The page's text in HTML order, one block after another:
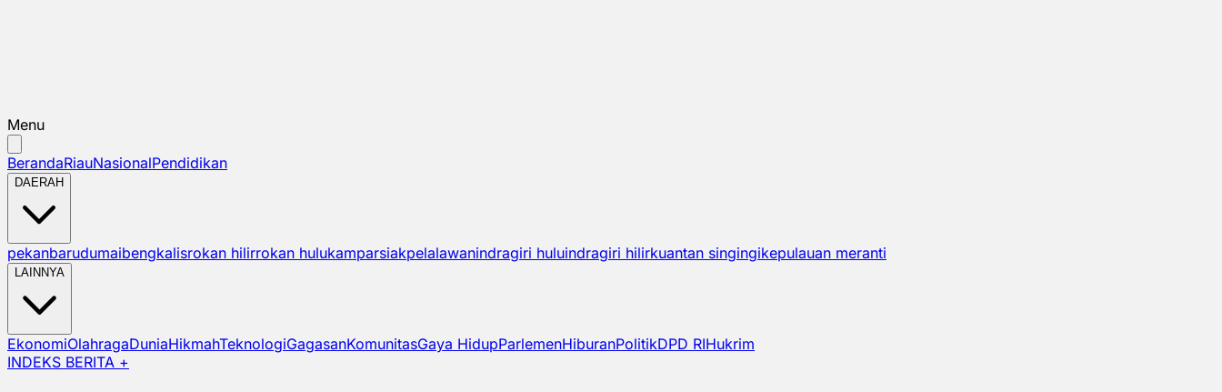
Menu
BerandaRiauNasionalPendidikan
DAERAH
pekanbarudumaibengkalisrokan hilirrokan hulukamparsiakpelalawanindragiri huluindragiri hilirkuantan singingikepulauan meranti
LAINNYA
EkonomiOlahragaDuniaHikmahTeknologiGagasanKomunitasGaya HidupParlemenHiburanPolitikDPD RIHukrim
INDEKS BERITA +